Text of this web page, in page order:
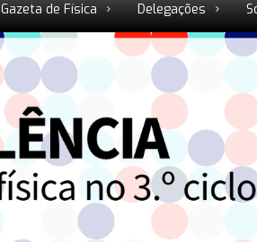
Gazeta de Física Delegações